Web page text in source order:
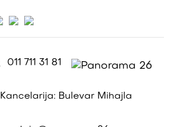
011 711 31 81
Kancelarija: Bulevar Mihajla